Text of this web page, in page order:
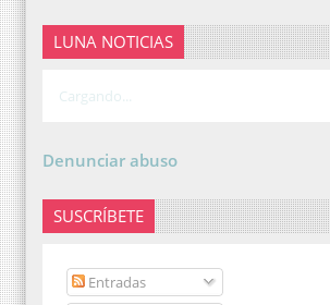
LUNA NOTICIAS
Cargando...
Denunciar abuso
SUSCRÍBETE
Entradas